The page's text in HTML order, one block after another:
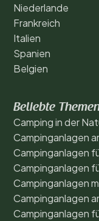
Niederlande
Frankreich
Italien
Spanien
Belgien
Beliebte
Camping in der
Campinganlagen
Campinganlagen
Campinganlagen
Campinganlagen
Campinganlagen
Campinganlagen